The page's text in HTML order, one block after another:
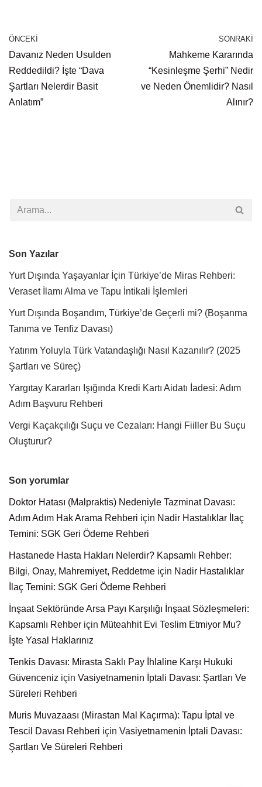
ÖNCEKI
Davanız Neden Usulden
Reddedildi? İşte “Dava
Şartları Nelerdir Basit
Anlatım”
SONRAKI
Mahkeme Kararında
“Kesinleşme Şerhi” Nedir
ve Neden Önemlidir? Nasıl
Alınır?
Son Yazılar
Yurt Dışında Yaşayanlar İçin Türkiye’de Miras Rehberi:
Veraset İlamı Alma ve Tapu İntikali İşlemleri
Yurt Dışında Boşandım, Türkiye’de Geçerli mi? (Boşanma
Tanıma ve Tenfiz Davası)
Yatırım Yoluyla Türk Vatandaşlığı Nasıl Kazanılır? (2025
Şartları ve Süreç)
Yargıtay Kararları Işığında Kredi Kartı Aidatı İadesi: Adım
Adım Başvuru Rehberi
Vergi Kaçakçılığı Suçu ve Cezaları: Hangi Fiiller Bu Suçu
Oluşturur?
Son yorumlar
Doktor Hatası (Malpraktis) Nedeniyle Tazminat Davası:
Adım Adım Hak Arama Rehberi için Nadir Hastalıklar İlaç
Temini: SGK Geri Ödeme Rehberi
Hastanede Hasta Hakları Nelerdir? Kapsamlı Rehber:
Bilgi, Onay, Mahremiyet, Reddetme için Nadir Hastalıklar
İlaç Temini: SGK Geri Ödeme Rehberi
İnşaat Sektöründe Arsa Payı Karşılığı İnşaat Sözleşmeleri:
Kapsamlı Rehber için Müteahhit Evi Teslim Etmiyor Mu?
İşte Yasal Haklarınız
Tenkis Davası: Mirasta Saklı Pay İhlaline Karşı Hukuki
Güvenceniz için Vasiyetnamenin İptali Davası: Şartları Ve
Süreleri Rehberi
Muris Muvazaası (Mirastan Mal Kaçırma): Tapu İptal ve
Tescil Davası Rehberi için Vasiyetnamenin İptali Davası:
Şartları Ve Süreleri Rehberi